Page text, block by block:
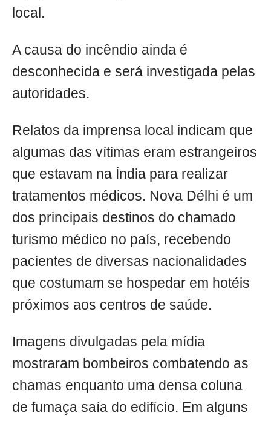
local.
A causa do incêndio ainda é
desconhecida e será investigada pelas
autoridades.
Relatos da imprensa local indicam que
algumas das vítimas eram estrangeiros
que estavam na Índia para realizar
tratamentos médicos. Nova Délhi é um
dos principais destinos do chamado
turismo médico no país, recebendo
pacientes de diversas nacionalidades
que costumam se hospedar em hotéis
próximos aos centros de saúde.
Imagens divulgadas pela mídia
mostraram bombeiros combatendo as
chamas enquanto uma densa coluna
de fumaça saía do edifício. Em alguns